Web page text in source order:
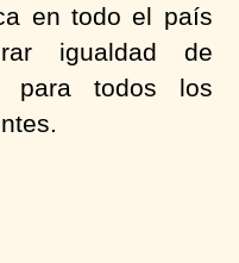
en todo el país
igualdad de
para todos los